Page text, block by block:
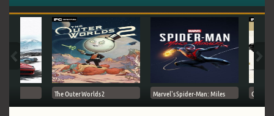
The Outer Worlds 2 Marvel's Spider-Man: Miles Ghost